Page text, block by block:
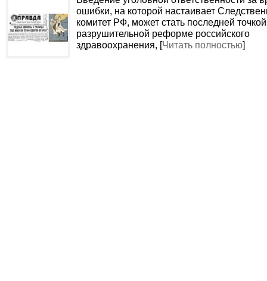
ошибки, на которой настаивает
комитет РФ, может стать последней
разрушительной реформе российского
здравоохранения, [Читать полностью]